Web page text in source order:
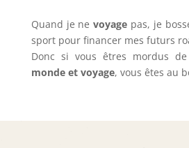
Quand je nevoyage pas, je
sport pour financer mes futurs
Donc si vous êtres mordus
monde et voyage, vous êtes au